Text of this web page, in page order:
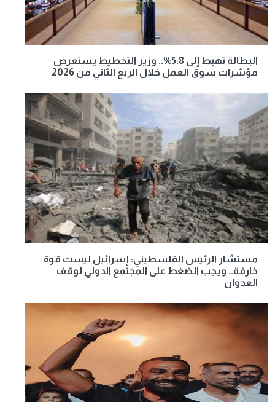
البطالة تهبط إلى 5.8%.. وزير التخطيط يستعرض
مؤشرات سوق العمل خلال الربع الثاني من 2026
مستشار الرئيس الفلسطيني: إسرائيل ليست قوة
خارقة.. ويجب الضغط على المجتمع الدولي لوقف
العدوان